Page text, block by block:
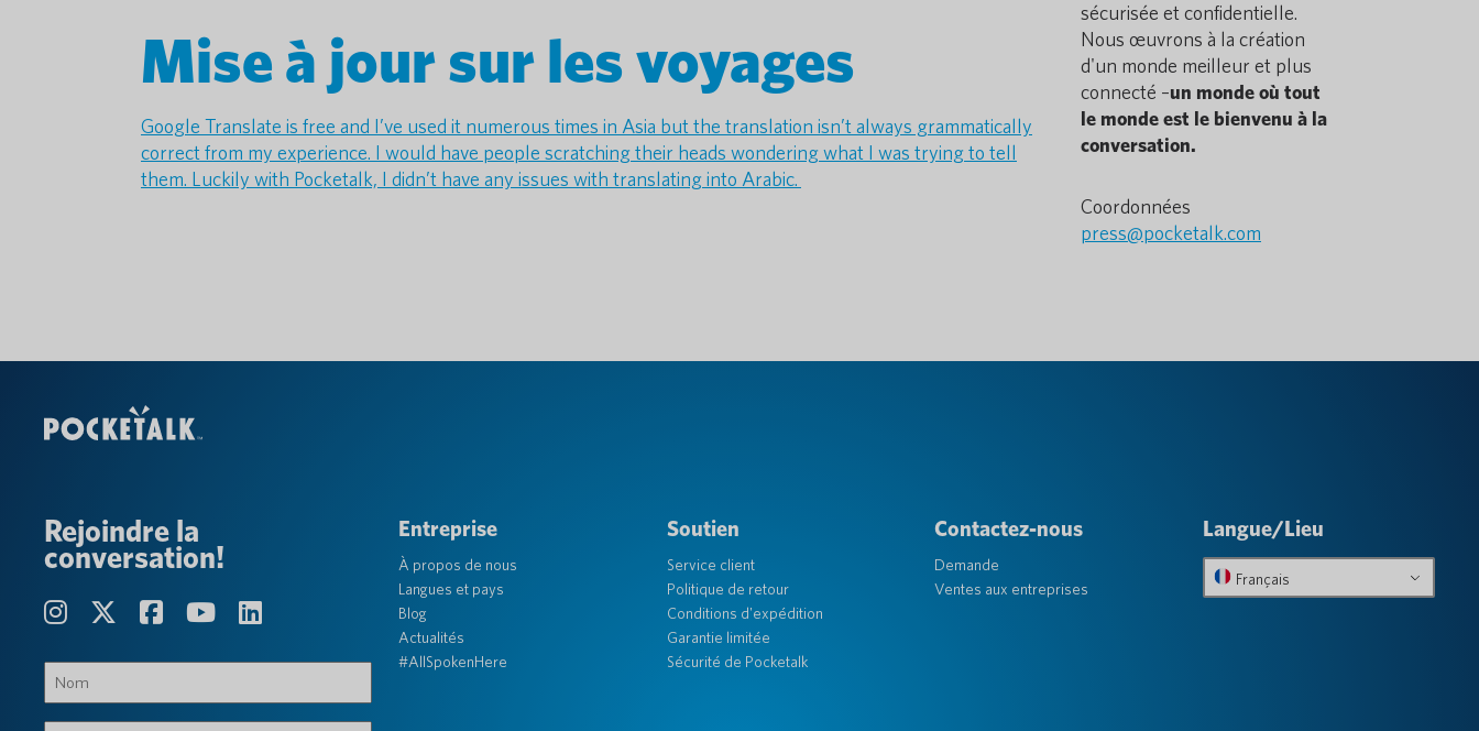
Mise à jour sur les voyages
Google Translate is free and I’ve used it numerous times in Asia but the translation isn’t always grammatically
correct from my experience. I would have people scratching their heads wondering what I was trying to tell
them. Luckily with Pocketalk, I didn’t have any issues with translating into Arabic.
sécurisée et confidentielle.
Nous œuvrons à la création
d'un monde meilleur et plus
connecté –un monde où tout
le monde est le bienvenu à la
conversation.
Coordonnées
press@pocketalk.com
Rejoindre la
conversation!
(Obligatoire)
Entreprise
À propos de nous
Langues et pays
Blog
Actualités
#AllSpokenHere
Soutien
Service client
Politique de retour
Conditions d'expédition
Garantie limitée
Sécurité de Pocketalk
Contactez-nous
Demande
Ventes aux entreprises
Langue/Lieu
Français